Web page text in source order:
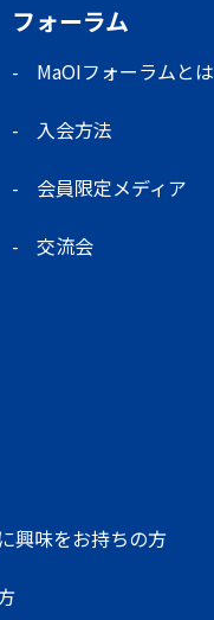
フォーラム
MaOIフォーラムとは
入会方法
会員限定メディア
交流会
興味をお持ちの方